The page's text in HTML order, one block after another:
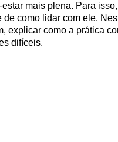
mais plena. Para
de como lidar com ele.
explicar como a prática
difíceis.